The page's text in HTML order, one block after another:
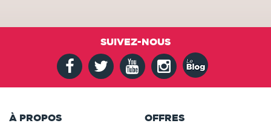
SUIVEZ-NOUS
À PROPOS OFFRES